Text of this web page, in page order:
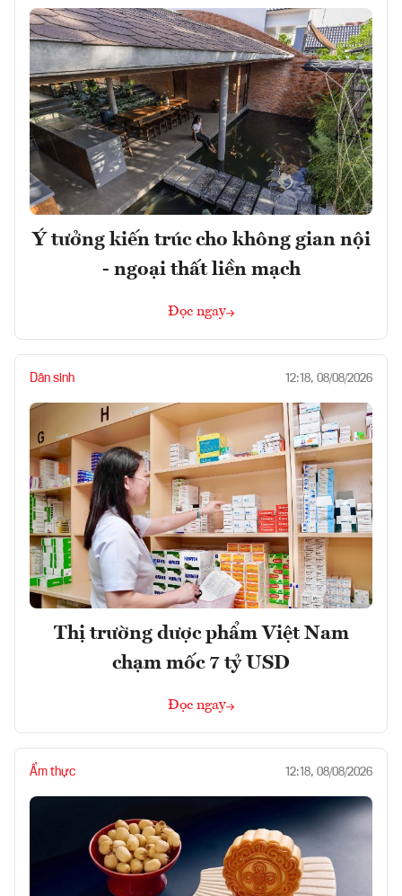
Ý tưởng kiến trúc cho không gian nội
- ngoại thất liền mạch
Đọc ngay
Dân sinh 12:18, 08/08/2026
Thị trường dược phẩm Việt Nam
chạm mốc 7 tỷ USD
Đọc ngay
Ẩm thực 12:18, 08/08/2026